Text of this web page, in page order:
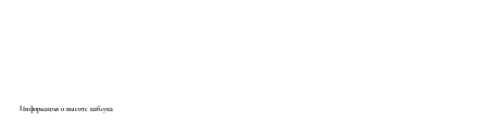
Информация о высоте каблука